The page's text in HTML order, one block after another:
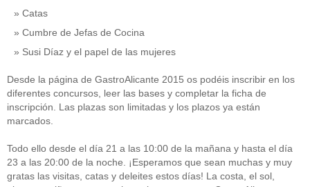
Catas
Cumbre de Jefas de Cocina
Susi Díaz y el papel de las mujeres
Desde la página de GastroAlicante 2015 os podéis inscribir en los
diferentes concursos, leer las bases y completar la ficha de
inscripción. Las plazas son limitadas y los plazos ya están
marcados.
Todo ello desde el día 21 a las 10:00 de la mañana y hasta el día
23 a las 20:00 de la noche. ¡Esperamos que sean muchas y muy
gratas las visitas, catas y deleites estos días! La costa, el sol,